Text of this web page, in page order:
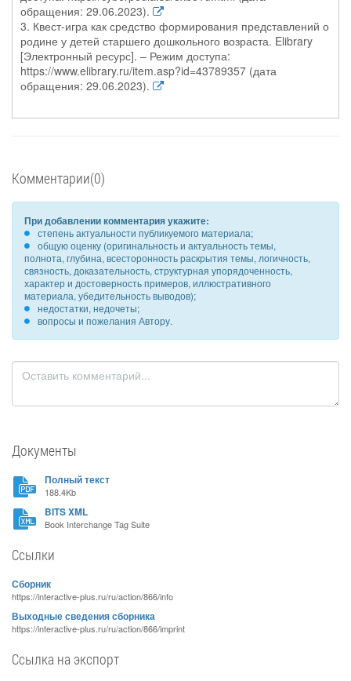
обращения: 29.06.2023).
3. Квест-игра как средство формирования представлений о
родине у детей старшего дошкольного возраста. Elibrary
[Электронный ресурс]. – Режим доступа:
https://www.elibrary.ru/item.asp?id=43789357 (дата
обращения: 29.06.2023).
Комментарии(0)
При добавлении комментария укажите:
степень актуальности публикуемого материала;
общую оценку (оригинальность и актуальность темы,
полнота, глубина, всесторонность раскрытия темы, логичность,
связность, доказательность, структурная упорядоченность,
характер и достоверность примеров, иллюстративного
материала, убедительность выводов);
недостатки, недочеты;
вопросы и пожелания Автору.
Документы
Полный текст
188.4Kb
BITS XML
Book Interchange Tag Suite
Ссылки
Сборник
https://interactive-plus.ru/ru/action/866/info
Выходные сведения сборника
https://interactive-plus.ru/ru/action/866/imprint
Ссылка на экспорт